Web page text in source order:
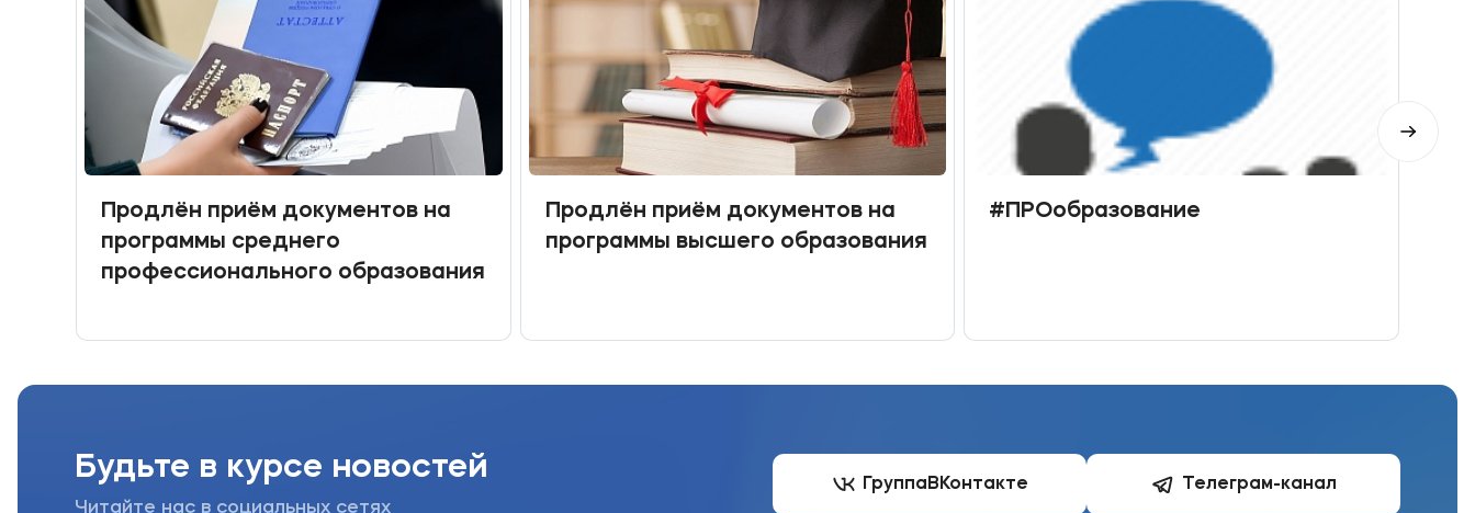
Продлён приём документов на
программы среднего
профессионального образования
Продлён приём документов на
программы высшего образования
#ПРОобразование
Будьте в курсе новостей
Читайте нас в социальных сетях
Группа ВКонтакте Телеграм-канал